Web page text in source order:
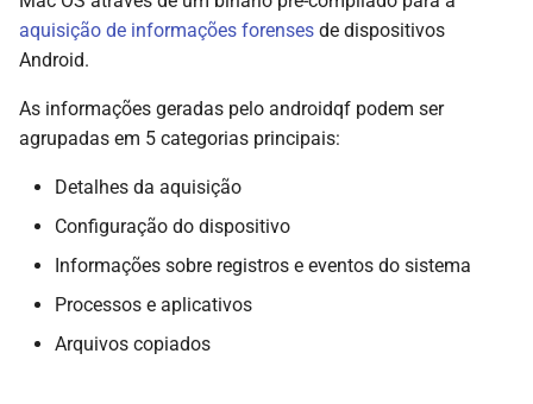
processes.txt
services.txt
Informações dos arquivos no
dispositivo
aquisição de informações forenses de dispositivos
Android.
As informações geradas pelo androidqf podem ser
agrupadas em 5 categorias principais:
Detalhes da aquisição
Configuração do dispositivo
Informações sobre registros e eventos do sistema
Processos e aplicativos
Arquivos copiados